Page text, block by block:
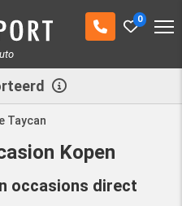
0
Taycan
Kopen
occasions direct